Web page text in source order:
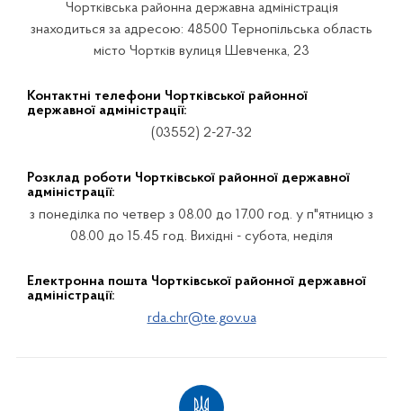
Чортківська районна державна адміністрація
знаходиться за адресою: 48500 Тернопільська область
місто Чортків вулиця Шевченка, 23
Контактні телефони Чортківської районної
державної адміністрації:
(03552) 2-27-32
Розклад роботи Чортківської районної державної
адміністрації:
з понеділка по четвер з 08.00 до 17.00 год. у п"ятницю з
08.00 до 15.45 год. Вихідні - субота, неділя
Електронна пошта Чортківської районної державної
адміністрації:
rda.chr@te.gov.ua